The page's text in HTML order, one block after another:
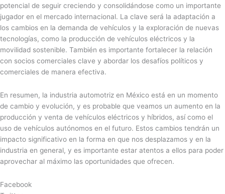
potencial de seguir creciendo y consolidándose como un importante
jugador en el mercado internacional. La clave será la adaptación a
los cambios en la demanda de vehículos y la exploración de nuevas
tecnologías, como la producción de vehículos eléctricos y la
movilidad sostenible. También es importante fortalecer la relación
con socios comerciales clave y abordar los desafíos políticos y
comerciales de manera efectiva.
En resumen, la industria automotriz en México está en un momento
de cambio y evolución, y es probable que veamos un aumento en la
producción y venta de vehículos eléctricos y híbridos, así como el
uso de vehículos autónomos en el futuro. Estos cambios tendrán un
impacto significativo en la forma en que nos desplazamos y en la
industria en general, y es importante estar atentos a ellos para poder
aprovechar al máximo las oportunidades que ofrecen.
Facebook